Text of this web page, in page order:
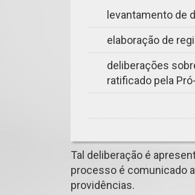
levantamento de
elaboração de
deliberações
ratificado pela
Tal deliberação é
processo é comunicado
providências.